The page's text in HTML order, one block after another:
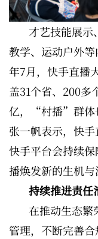
才艺技能展示
教学、运动户外
年7月，快手直播
盖31个省、200多
亿，“村播”群体
张一帆表示，快
快手平台会持续
播焕发新的生机与
持续推进责任
在推动生态繁
管理，不断完善